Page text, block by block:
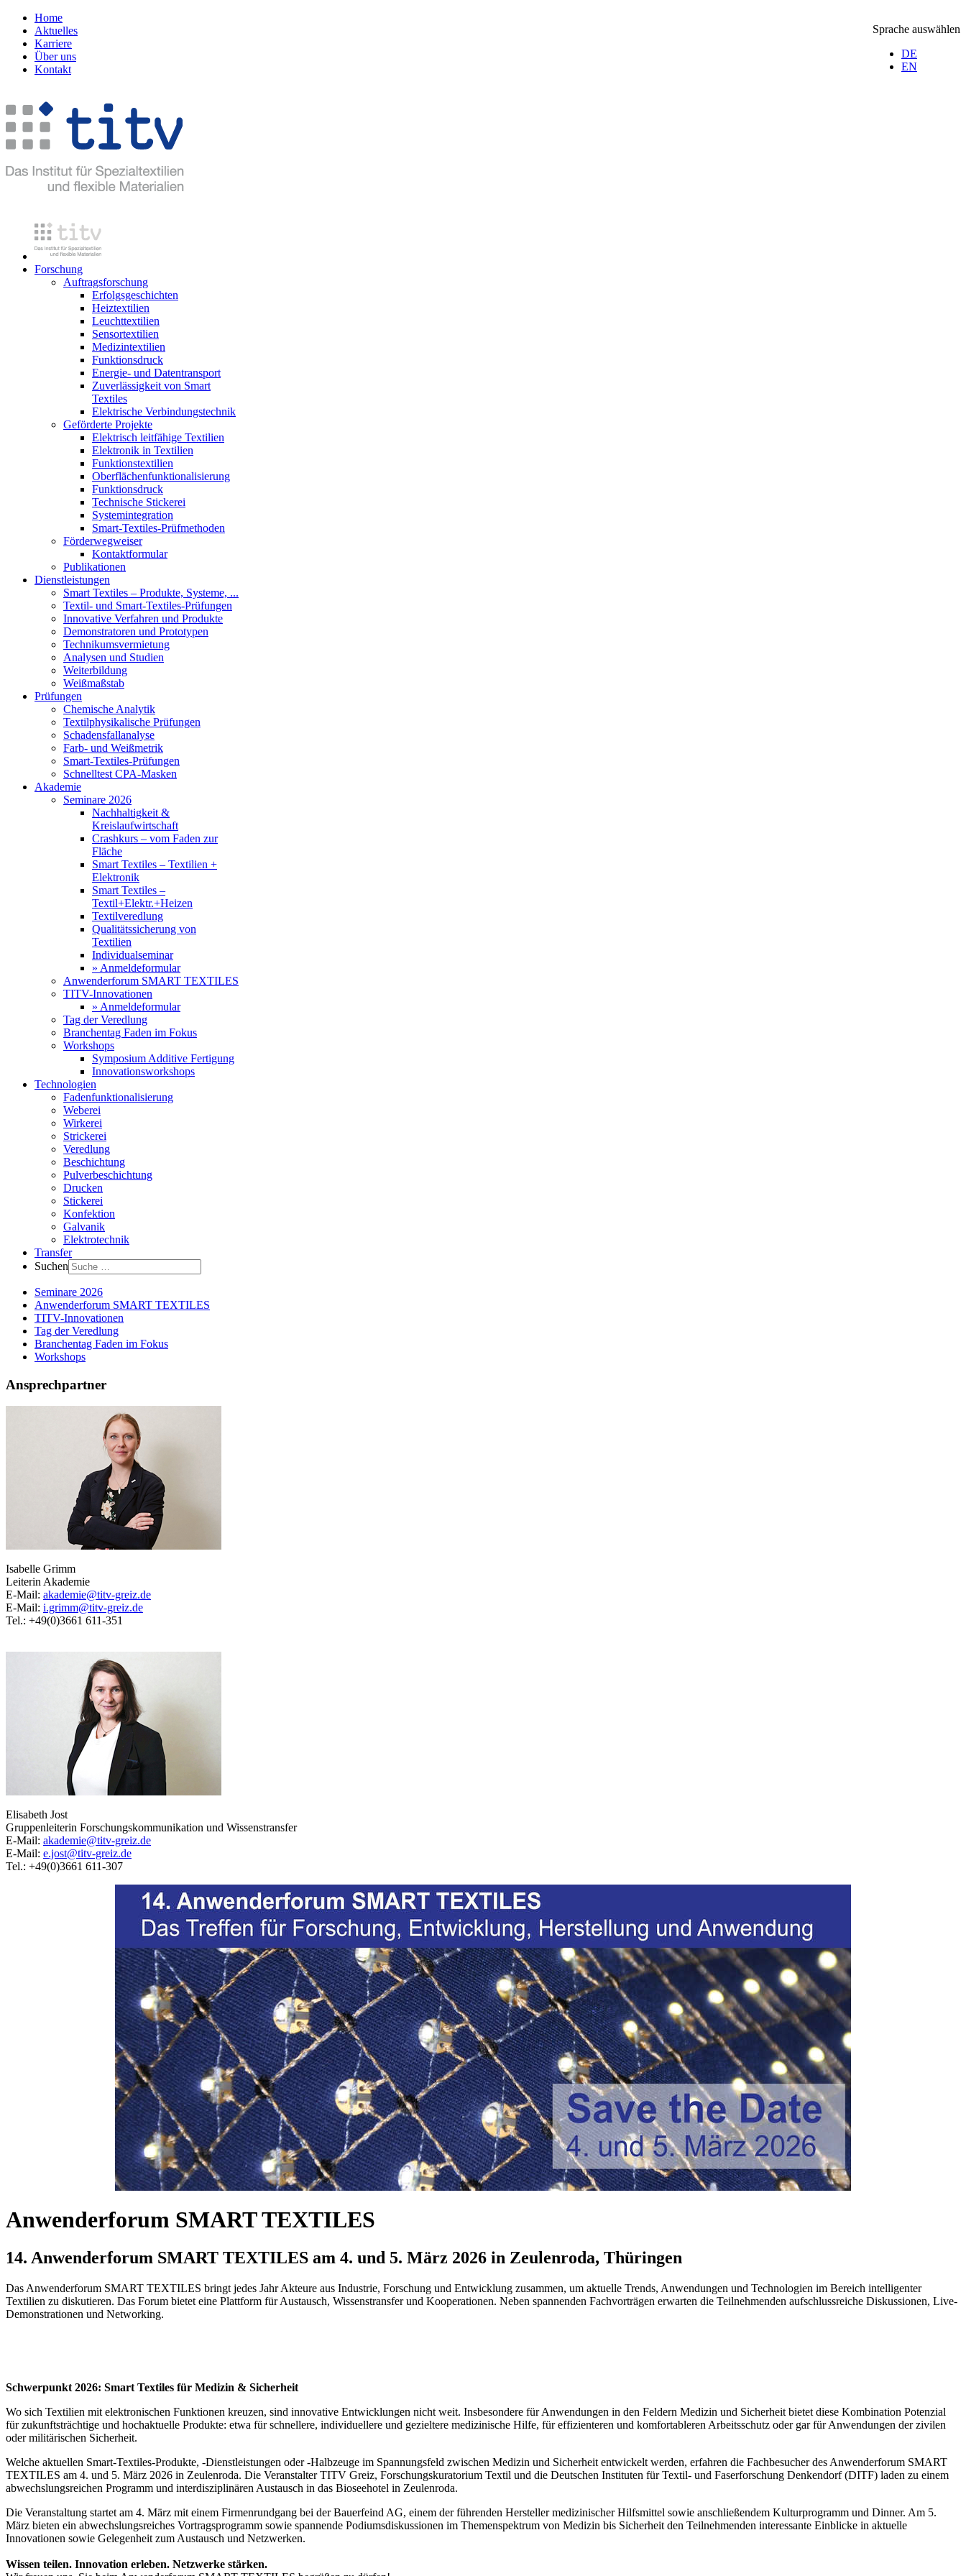
Sprache auswählen
DE
EN
Home
Aktuelles
Karriere
Über uns
Kontakt
Forschung
Auftragsforschung
Erfolgsgeschichten
Heiztextilien
Leuchttextilien
Sensortextilien
Medizintextilien
Funktionsdruck
Energie- und Datentransport
Zuverlässigkeit von Smart
Textiles
Elektrische Verbindungstechnik
Geförderte Projekte
Elektrisch leitfähige Textilien
Elektronik in Textilien
Funktionstextilien
Oberflächenfunktionalisierung
Funktionsdruck
Technische Stickerei
Systemintegration
Smart-Textiles-Prüfmethoden
Förderwegweiser
Kontaktformular
Publikationen
Dienstleistungen
Smart Textiles – Produkte, Systeme, ...
Textil- und Smart-Textiles-Prüfungen
Innovative Verfahren und Produkte
Demonstratoren und Prototypen
Technikumsvermietung
Analysen und Studien
Weiterbildung
Weißmaßstab
Prüfungen
Chemische Analytik
Textilphysikalische Prüfungen
Schadensfallanalyse
Farb- und Weißmetrik
Smart-Textiles-Prüfungen
Schnelltest CPA-Masken
Akademie
Seminare 2026
Nachhaltigkeit &
Kreislaufwirtschaft
Crashkurs – vom Faden zur
Fläche
Smart Textiles – Textilien +
Elektronik
Smart Textiles –
Textil+Elektr.+Heizen
Textilveredlung
Qualitätssicherung von
Textilien
Individualseminar
» Anmeldeformular
Anwenderforum SMART TEXTILES
TITV-Innovationen
» Anmeldeformular
Tag der Veredlung
Branchentag Faden im Fokus
Workshops
Symposium Additive Fertigung
Innovationsworkshops
Technologien
Fadenfunktionalisierung
Weberei
Wirkerei
Strickerei
Veredlung
Beschichtung
Pulverbeschichtung
Drucken
Stickerei
Konfektion
Galvanik
Elektrotechnik
Transfer
Suchen
Seminare 2026
Anwenderforum SMART TEXTILES
TITV-Innovationen
Tag der Veredlung
Branchentag Faden im Fokus
Workshops
Ansprechpartner
Isabelle Grimm
Leiterin Akademie
E-Mail: akademie@titv-greiz.de
E-Mail: i.grimm@titv-greiz.de
Tel.: +49(0)3661 611-351
Elisabeth Jost
Gruppenleiterin Forschungskommunikation und Wissenstransfer
E-Mail: akademie@titv-greiz.de
E-Mail: e.jost@titv-greiz.de
Tel.: +49(0)3661 611-307
Anwenderforum SMART TEXTILES
14. Anwenderforum SMART TEXTILES am 4. und 5. März 2026 in Zeulenroda, Thüringen
Das Anwenderforum SMART TEXTILES bringt jedes Jahr Akteure aus Industrie, Forschung und Entwicklung zusammen, um aktuelle Trends, Anwendungen und Technologien im Bereich intelligenter
Textilien zu diskutieren. Das Forum bietet eine Plattform für Austausch, Wissenstransfer und Kooperationen. Neben spannenden Fachvorträgen erwarten die Teilnehmenden aufschlussreiche Diskussionen, Live-
Demonstrationen und Networking.
Schwerpunkt 2026: Smart Textiles für Medizin & Sicherheit
Wo sich Textilien mit elektronischen Funktionen kreuzen, sind innovative Entwicklungen nicht weit. Insbesondere für Anwendungen in den Feldern Medizin und Sicherheit bietet diese Kombination Potenzial
für zukunftsträchtige und hochaktuelle Produkte: etwa für schnellere, individuellere und gezieltere medizinische Hilfe, für effizienteren und komfortableren Arbeitsschutz oder gar für Anwendungen der zivilen
oder militärischen Sicherheit.
Welche aktuellen Smart-Textiles-Produkte, -Dienstleistungen oder -Halbzeuge im Spannungsfeld zwischen Medizin und Sicherheit entwickelt werden, erfahren die Fachbesucher des Anwenderforum SMART
TEXTILES am 4. und 5. März 2026 in Zeulenroda. Die Veranstalter TITV Greiz, Forschungskuratorium Textil und die Deutschen Instituten für Textil- und Faserforschung Denkendorf (DITF) laden zu einem
abwechslungsreichen Programm und interdisziplinären Austausch in das Bioseehotel in Zeulenroda.
Die Veranstaltung startet am 4. März mit einem Firmenrundgang bei der Bauerfeind AG, einem der führenden Hersteller medizinischer Hilfsmittel sowie anschließendem Kulturprogramm und Dinner. Am 5.
März bieten ein abwechslungsreiches Vortragsprogramm sowie spannende Podiumsdiskussionen im Themenspektrum von Medizin bis Sicherheit den Teilnehmenden interessante Einblicke in aktuelle
Innovationen sowie Gelegenheit zum Austausch und Netzwerken.
Wissen teilen. Innovation erleben. Netzwerke stärken.